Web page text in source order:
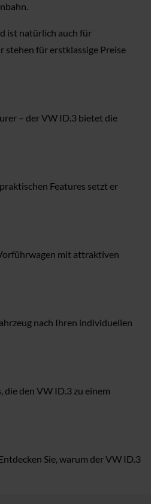
ist natürlich auch für
stehen für erstklassige Preise
– der VW ID.3 bietet die
Features setzt er
mit attraktiven
nach Ihren individuellen
den VW ID.3 zu einem
Sie, warum der VW ID.3